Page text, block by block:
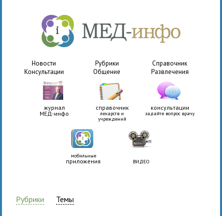
Новости Рубрики
Справочник
Консультации
Общение Развлечения
журнал
МЕД-инфо
справочник
лекарств и
учреждений
консультации
задайте вопрос врачу
мобильные
приложения ВИДЕО
Рубрики Темы